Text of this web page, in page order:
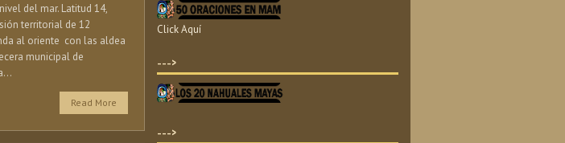
del mar. Latitud 14,
territorial de 12
al oriente con las aldea
municipal de
Read More
Click Aquí
--->
--->